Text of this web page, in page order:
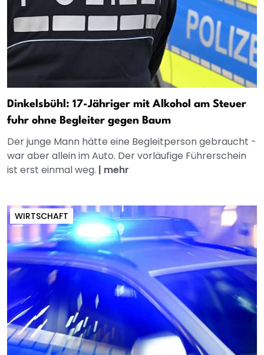
Dinkelsbühl: 17-Jähriger mit Alkohol am Steuer
fuhr ohne Begleiter gegen Baum
Der junge Mann hätte eine Begleitperson gebraucht -
war aber allein im Auto. Der vorläufige Führerschein
ist erst einmal weg. | mehr
WIRTSCHAFT